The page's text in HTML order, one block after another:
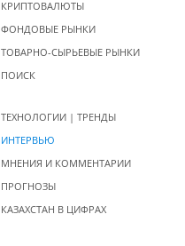
КРИПТОВАЛЮТЫ
ФОНДОВЫЕ РЫНКИ
ТОВАРНО-СЫРЬЕВЫЕ РЫНКИ
ПОИСК
ТЕХНОЛОГИИ | ТРЕНДЫ
ИНТЕРВЬЮ
МНЕНИЯ И КОММЕНТАРИИ
ПРОГНОЗЫ
КАЗАХСТАН В ЦИФРАХ